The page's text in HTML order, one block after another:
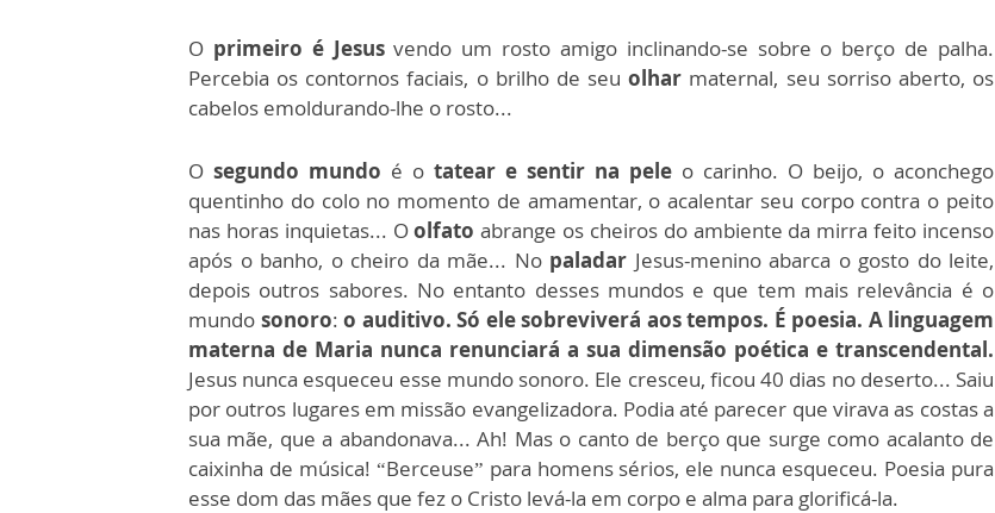
O primeiro é Jesusvendo um rosto amigo inclinando-se sobre o berço de palha.
Percebia os contornos faciais, o brilho de seuolhar maternal, seu sorriso aberto, os
cabelos emoldurando-lhe o rosto...
O segundo mundo é o tatear e sentir na pele o carinho. O beijo, o aconchego
quentinho do colo no momento de amamentar, o acalentar seu corpo contra o peito
nas horas inquietas... Oolfato abrange os cheiros do ambiente da mirra feito incenso
após o banho, o cheiro da mãe... No paladar Jesus-menino abarca o gosto do leite,
depois outros sabores. No entanto desses mundos e que tem mais relevância é o
mundo sonoro: o auditivo. Só ele sobreviverá aos tempos. É poesia. A linguagem
materna de Maria nunca renunciará a sua dimensão poética e transcendental.
Jesus nunca esqueceu esse mundo sonoro. Ele cresceu, ficou 40 dias no deserto... Saiu
por outros lugares em missão evangelizadora. Podia até parecer que virava as costas a
sua mãe, que a abandonava... Ah! Mas o canto de berço que surge como acalanto de
caixinha de música! “Berceuse” para homens sérios, ele nunca esqueceu. Poesia pura
esse dom das mães que fez o Cristo levá-la em corpo e alma para glorificá-la.